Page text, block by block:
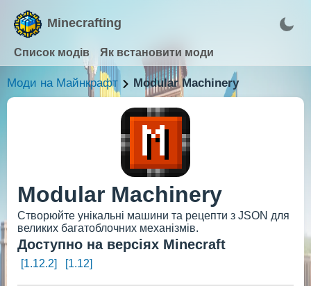
Minecrafting
Список модів Як встановити моди
Моди на Майнкрафт Modular Machinery
Modular Machinery
Створюйте унікальні машини та рецепти з JSON для
великих багатоблочних механізмів.
Доступно на версіях Minecraft
[1.12.2] [1.12]